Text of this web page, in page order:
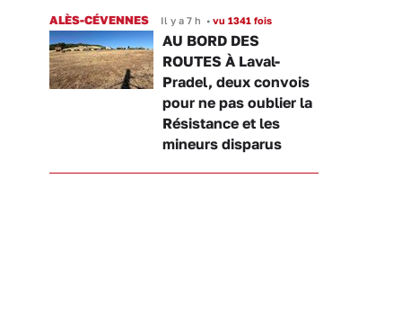
ALÈS-CÉVENNES Il y a 7 h • vu 1341 fois
AU BORD DES
ROUTES À Laval-
Pradel, deux convois
pour ne pas oublier la
Résistance et les
mineurs disparus